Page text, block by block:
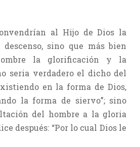
al Hijo de Dios la
sino que más bien
la glorificación y la
seria verdadero el dicho del
en la forma de Dios,
la forma de siervo”; sino
del hombre a la gloria
después: “Por lo cual Dios le